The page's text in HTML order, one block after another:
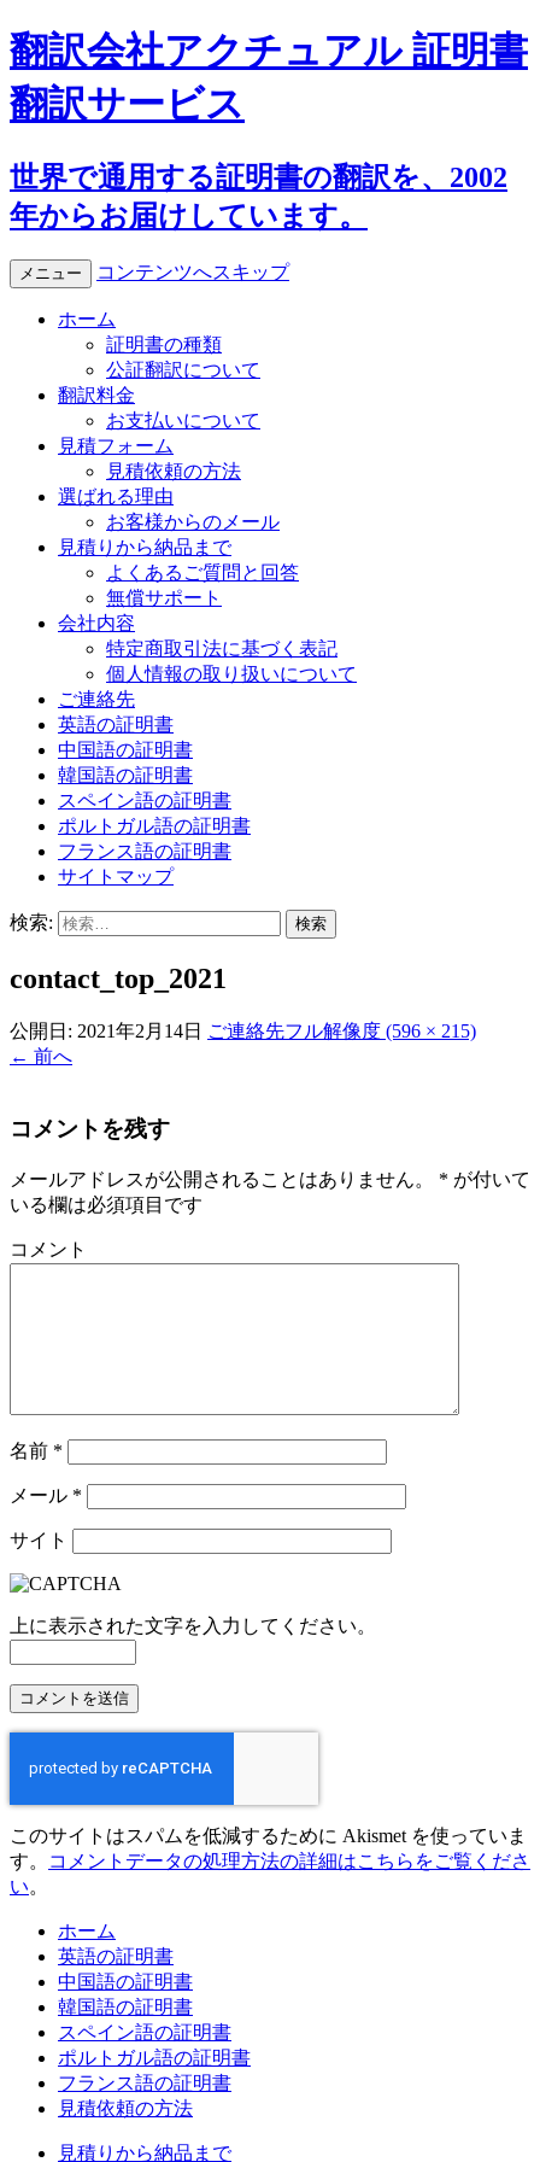
翻訳会社アクチュアル 証明書
翻訳サービス
世界で通用する証明書の翻訳を、2002
年からお届けしています。
メニュー コンテンツへスキップ
ホーム
証明書の種類
公証翻訳について
翻訳料金
お支払いについて
見積フォーム
見積依頼の方法
選ばれる理由
お客様からのメール
見積りから納品まで
よくあるご質問と回答
無償サポート
会社内容
特定商取引法に基づく表記
個人情報の取り扱いについて
ご連絡先
英語の証明書
中国語の証明書
韓国語の証明書
スペイン語の証明書
ポルトガル語の証明書
フランス語の証明書
サイトマップ
検索:
contact_top_2021
公開日: 2021年2月14日 ご連絡先フル解像度 (596 × 215)
← 前へ
コメントを残す
メールアドレスが公開されることはありません。 * が付いて
いる欄は必須項目です
コメント
名前 *
メール *
サイト
上に表示された文字を入力してください。
このサイトはスパムを低減するために Akismet を使っていま
す。
コメントデータの処理方法の詳細はこちらをご覧くださ
い。
ホーム
英語の証明書
中国語の証明書
韓国語の証明書
スペイン語の証明書
ポルトガル語の証明書
フランス語の証明書
見積依頼の方法
見積りから納品まで